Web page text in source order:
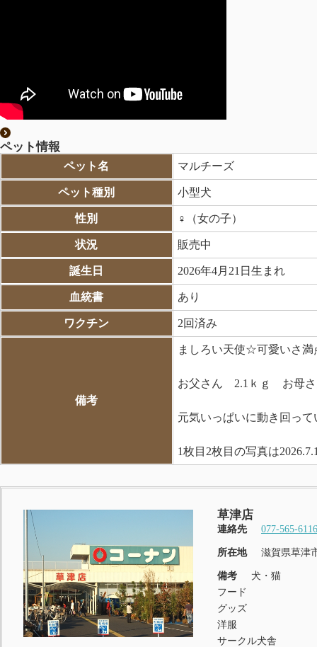
ペット情報
ペット名 マルチーズ
ペット種別 小型犬
性別 ♀（女の子）
状況 販売中
誕生日 2026年4月21日生まれ
血統書 あり
ワクチン 2回済み
備考
ましろい天使☆可愛いさ満
お父さん 2.1ｋｇ お母
元気いっぱいに動き回っ
1枚目2枚目の写真は
草津店
連絡先 077-565-6116
所在地 滋賀県草津
備考
犬・猫
フード
グッズ
洋服
サークル犬舎